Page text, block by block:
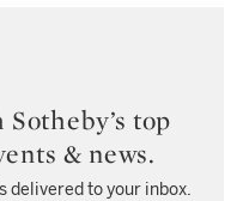
top
& news.
delivered to your inbox.